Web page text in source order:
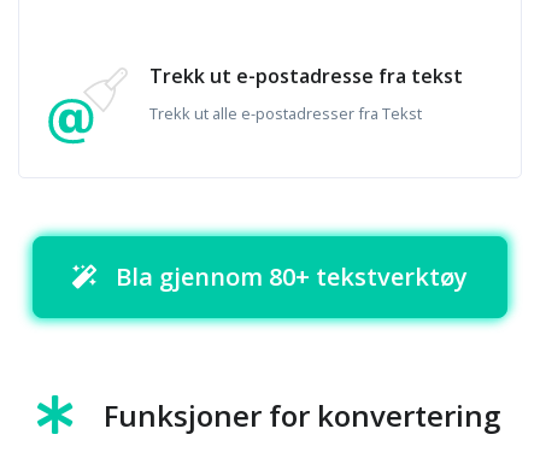
Trekk ut e-postadresse fra tekst
Trekk ut alle e-postadresser fra Tekst
Bla gjennom 80+ tekstverktøy
Funksjoner for konvertering